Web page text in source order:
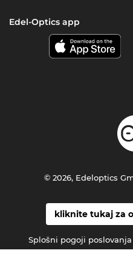
Edel-Optics app
kliknite tukaj za
Splošni pogoji poslovanja
© 2026, Edeloptics